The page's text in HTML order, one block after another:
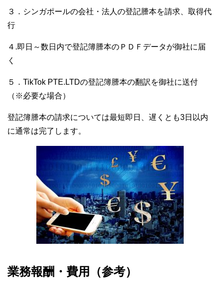
３．シンガポールの会社・法人の登記謄本を請求、取得代
行
４.即日～数日内で登記簿謄本のＰＤＦデータが御社に届
く
５．TikTok PTE.LTDの登記簿謄本の翻訳を御社に送付
（※必要な場合）
登記簿謄本の請求については最短即日、遅くとも3日以内
に通常は完了します。
業務報酬・費用（参考）